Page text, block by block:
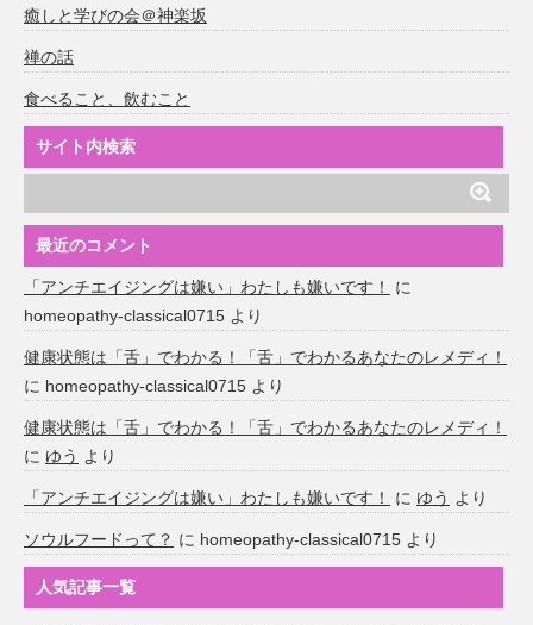
癒しと学びの会＠神楽坂
禅の話
食べること、飲むこと
サイト内検索
最近のコメント
「アンチエイジングは嫌い」わたしも嫌いです！
に
homeopathy-classical0715 より
健康状態は「舌」でわかる！「舌」でわかるあなたのレメディ！
に homeopathy-classical0715 より
健康状態は「舌」でわかる！「舌」でわかるあなたのレメディ！
に ゆう より
「アンチエイジングは嫌い」わたしも嫌いです！ に ゆう より
ソウルフードって？ に homeopathy-classical0715 より
人気記事一覧